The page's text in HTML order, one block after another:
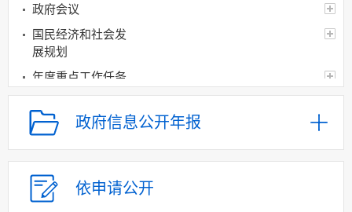
政府会议
国民经济和社会发
展规划
年度重点工作任务
分解、执行及落实情况
督查督办及问责情况
和执行效果评估
审计公开
政府信息公开年报
依申请公开